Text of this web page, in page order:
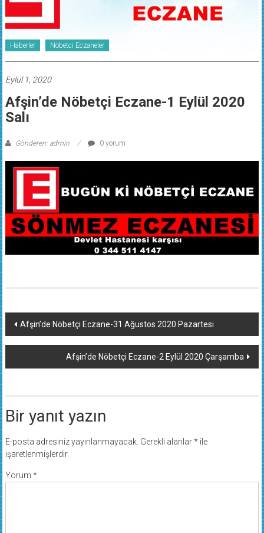
Haberler Nöbetci Eczaneler
Eylül 1, 2020
Afşin’de Nöbetçi Eczane-1 Eylül 2020
Salı
Gönderen: admin 0 yorum
Yazı
dolaşımı
Afşin’de Nöbetçi Eczane-31 Ağustos 2020 Pazartesi
Afşin’de Nöbetçi Eczane-2 Eylül 2020 Çarşamba
Bir yanıt yazın
E-posta adresiniz yayınlanmayacak. Gerekli alanlar*ile
işaretlenmişlerdir
Yorum *